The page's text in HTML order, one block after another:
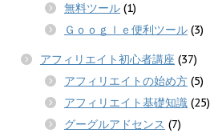
無料ツール (1)
Ｇｏｏｇｌｅ便利ツール (3)
アフィリエイト初心者講座 (37)
アフィリエイトの始め方 (5)
アフィリエイト基礎知識 (25)
グーグルアドセンス (7)